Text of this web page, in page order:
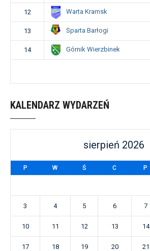
12 Warta Kramsk
13 Sparta Barłogi
14 Górnik Wierzbinek
KALENDARZ WYDARZEŃ
sierpień 2026
P W Ś C P
3 4 5 6 7
10 11 12 13 14
17 18 19 20 21